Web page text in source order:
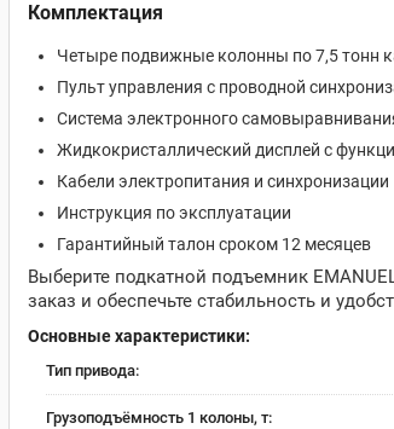
Комплектация
Четыре подвижные колонны по 7,5 тонн
Пульт управления с проводной
Система электронного
Жидкокристаллический дисплей с
Кабели электропитания и синхронизации
Инструкция по эксплуатации
Гарантийный талон сроком 12 месяцев
Выберите подкатной подъемник
заказ и обеспечьте стабильность и
Основные характеристики:
Тип привода:
Грузоподъёмность 1 колоны, т: